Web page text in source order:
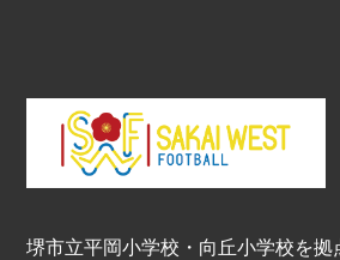
堺市立平岡小学校・向丘小学校を拠